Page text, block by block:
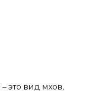
это вид мхов,